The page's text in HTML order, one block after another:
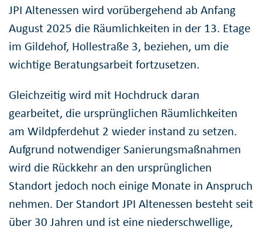
JPI Altenessen wird vorübergehend ab Anfang
August 2025 die Räumlichkeiten in der 13. Etage
im Gildehof, Hollestraße 3, beziehen, um die
wichtige Beratungsarbeit fortzusetzen.
Gleichzeitig wird mit Hochdruck daran
gearbeitet, die ursprünglichen Räumlichkeiten
am Wildpferdehut 2 wieder instand zu setzen.
Aufgrund notwendiger Sanierungsmaßnahmen
wird die Rückkehr an den ursprünglichen
Standort jedoch noch einige Monate in Anspruch
nehmen. Der Standort JPI Altenessen besteht seit
über 30 Jahren und ist eine niederschwellige,